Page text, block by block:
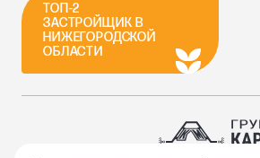
ТОП-2
ЗАСТРОЙЩИК В
НИЖЕГОРОДСКОЙ
ОБЛАСТИ